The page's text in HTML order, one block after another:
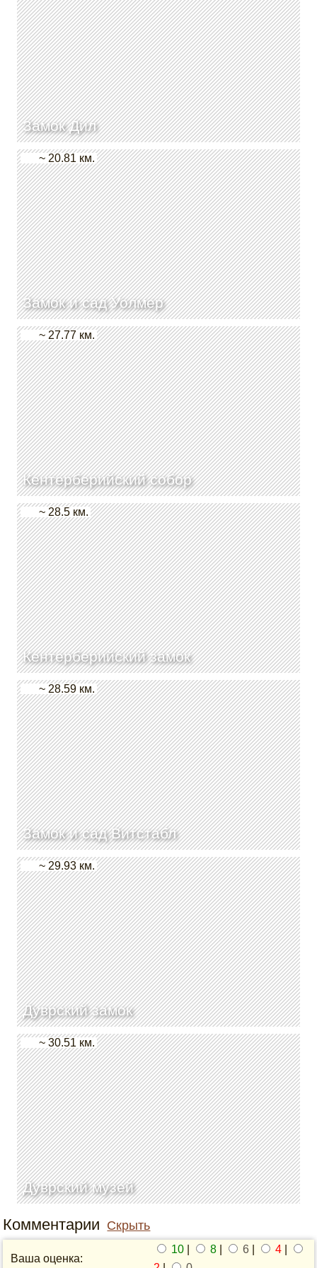
Замок Дил
Замок и сад Уолмер
~ 20.81 км.
Кентерберийский собор
~ 27.77 км.
Кентерберийский замок
~ 28.5 км.
Замок и сад Витстабл
~ 28.59 км.
Дуврский замок
~ 29.93 км.
Дуврский музей
~ 30.51 км.
Комментарии Скрыть
Ваша оценка:
10 8 6 4